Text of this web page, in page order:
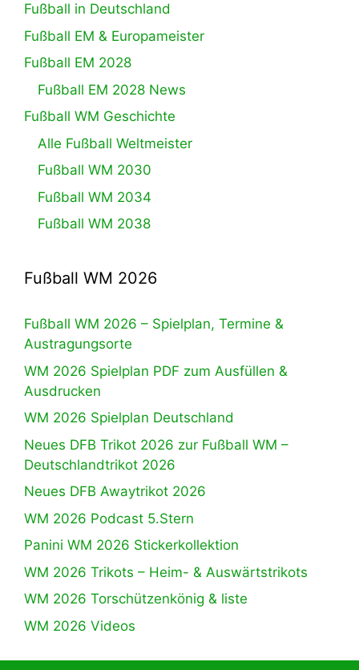
Fußball in Deutschland
Fußball EM & Europameister
Fußball EM 2028
Fußball EM 2028 News
Fußball WM Geschichte
Alle Fußball Weltmeister
Fußball WM 2030
Fußball WM 2034
Fußball WM 2038
Fußball WM 2026
Fußball WM 2026 – Spielplan, Termine &
Austragungsorte
WM 2026 Spielplan PDF zum Ausfüllen &
Ausdrucken
WM 2026 Spielplan Deutschland
Neues DFB Trikot 2026 zur Fußball WM –
Deutschlandtrikot 2026
Neues DFB Awaytrikot 2026
WM 2026 Podcast 5.Stern
Panini WM 2026 Stickerkollektion
WM 2026 Trikots – Heim- & Auswärtstrikots
WM 2026 Torschützenkönig & liste
WM 2026 Videos